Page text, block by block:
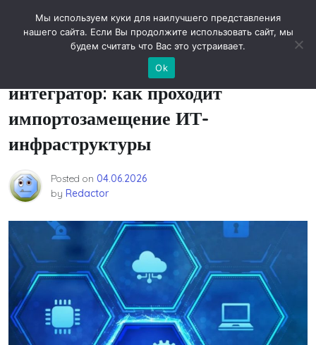
Новости технологий
Аметист как системный
интегратор: как проходит
импортозамещение ИТ-
инфраструктуры
Posted on 04.06.2026
by Redactor
Мы используем куки для наилучшего представления
нашего сайта. Если Вы продолжите использовать сайт, мы
будем считать что Вас это устраивает.
Ok